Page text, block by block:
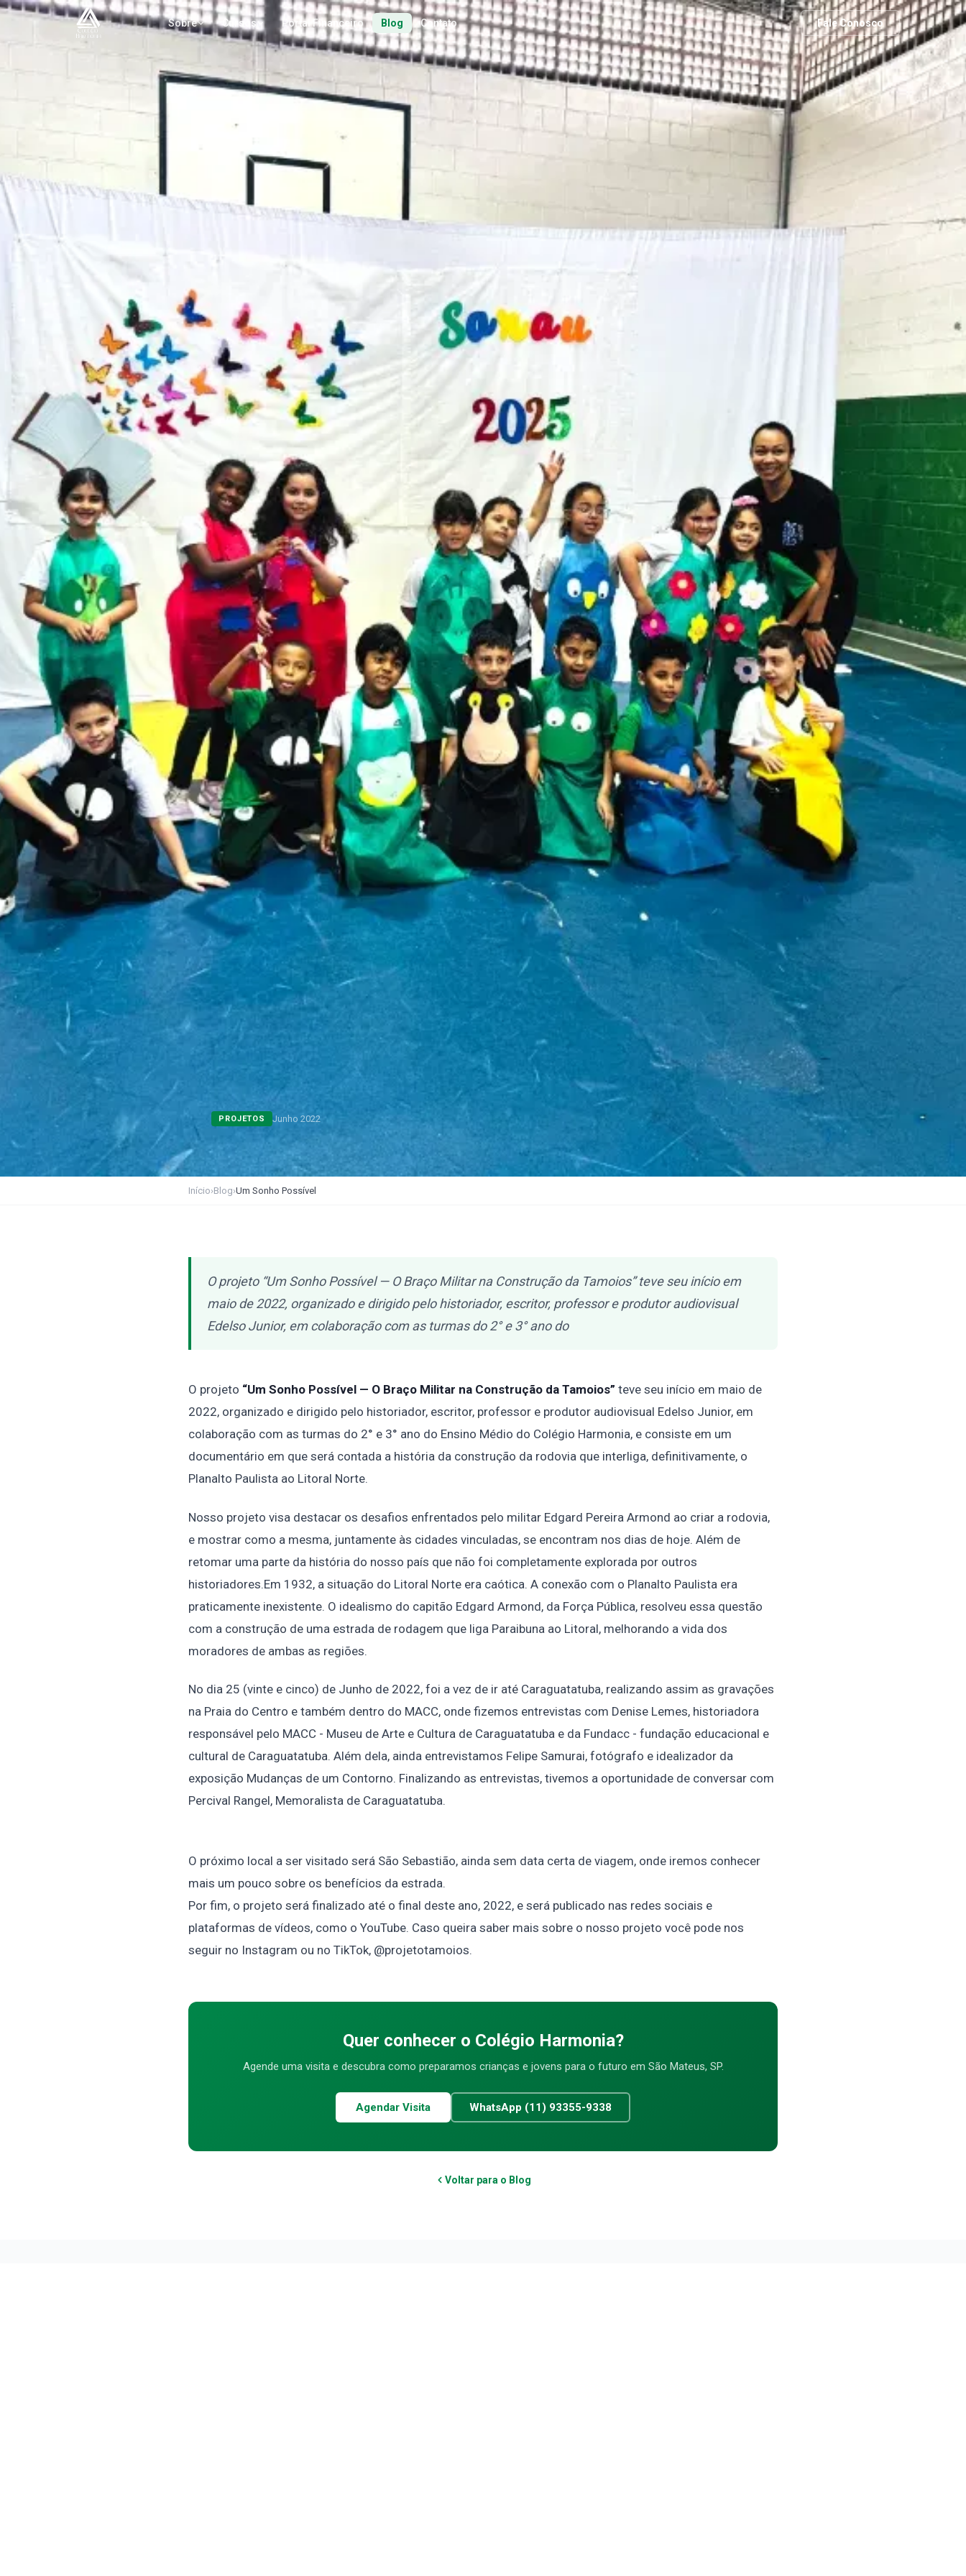
Sobre Cursos Portal Financeiro Blog Contato Fale Conosco
PROJETOS Junho 2022
Início›Blog›Um Sonho Possível
O projeto “Um Sonho Possível — O Braço Militar na Construção da Tamoios” teve seu início em
maio de 2022, organizado e dirigido pelo historiador, escritor, professor e produtor audiovisual
Edelso Junior, em colaboração com as turmas do 2° e 3° ano do
O projeto “Um Sonho Possível — O Braço Militar na Construção da Tamoios” teve seu início em maio de
2022, organizado e dirigido pelo historiador, escritor, professor e produtor audiovisual Edelso Junior, em
colaboração com as turmas do 2° e 3° ano do Ensino Médio do Colégio Harmonia, e consiste em um
documentário em que será contada a história da construção da rodovia que interliga, definitivamente, o
Planalto Paulista ao Litoral Norte.
Nosso projeto visa destacar os desafios enfrentados pelo militar Edgard Pereira Armond ao criar a rodovia,
e mostrar como a mesma, juntamente às cidades vinculadas, se encontram nos dias de hoje. Além de
retomar uma parte da história do nosso país que não foi completamente explorada por outros
historiadores.Em 1932, a situação do Litoral Norte era caótica. A conexão com o Planalto Paulista era
praticamente inexistente. O idealismo do capitão Edgard Armond, da Força Pública, resolveu essa questão
com a construção de uma estrada de rodagem que liga Paraibuna ao Litoral, melhorando a vida dos
moradores de ambas as regiões.
No dia 25 (vinte e cinco) de Junho de 2022, foi a vez de ir até Caraguatatuba, realizando assim as gravações
na Praia do Centro e também dentro do MACC, onde fizemos entrevistas com Denise Lemes, historiadora
responsável pelo MACC - Museu de Arte e Cultura de Caraguatatuba e da Fundacc - fundação educacional e
cultural de Caraguatatuba. Além dela, ainda entrevistamos Felipe Samurai, fotógrafo e idealizador da
exposição Mudanças de um Contorno. Finalizando as entrevistas, tivemos a oportunidade de conversar com
Percival Rangel, Memoralista de Caraguatatuba.
O próximo local a ser visitado será São Sebastião, ainda sem data certa de viagem, onde iremos conhecer
mais um pouco sobre os benefícios da estrada.
Por fim, o projeto será finalizado até o final deste ano, 2022, e será publicado nas redes sociais e
plataformas de vídeos, como o YouTube. Caso queira saber mais sobre o nosso projeto você pode nos
seguir no Instagram ou no TikTok, @projetotamoios.
Quer conhecer o Colégio Harmonia?
Agende uma visita e descubra como preparamos crianças e jovens para o futuro em São Mateus, SP.
Agendar Visita WhatsApp (11) 93355-9338
Voltar para o Blog